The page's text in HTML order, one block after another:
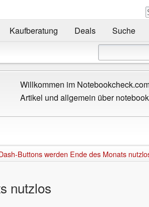
Kaufberatung Deals Suche
Willkommen im
Artikel und allgemein über
Buttons werden Ende des Monats
nutzlos